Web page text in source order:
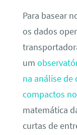
Para basear
os dados
um
na análise de
compactos
matemática
curtas de